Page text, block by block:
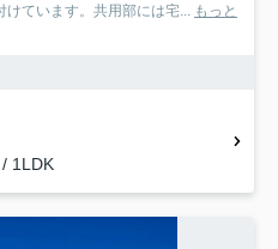
ています。共用部には宅... もっと
1LDK